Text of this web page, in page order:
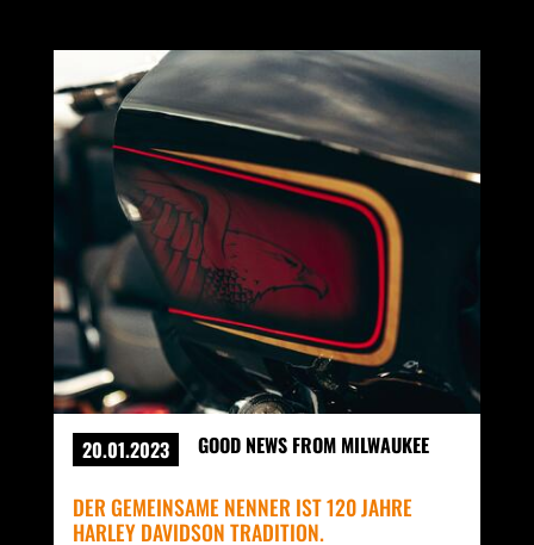
20.01.2023 GOOD NEWS FROM MILWAUKEE
DER GEMEINSAME NENNER IST 120 JAHRE
HARLEY DAVIDSON TRADITION.